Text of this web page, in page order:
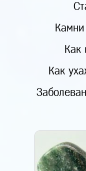
Камни
Как
Как